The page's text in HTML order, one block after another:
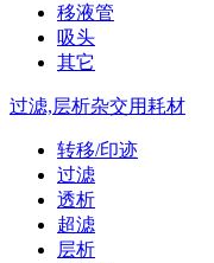
移液管
吸头
其它
过滤,层析杂交用耗材
转移/印迹
过滤
透析
超滤
层析